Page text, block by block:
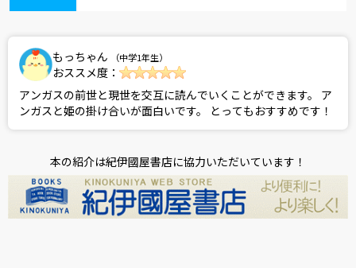
もっちゃん （中学1年生）
おススメ度：
アンガスの前世と現世を交互に読んでいくことができます。 ア
ンガスと姫の掛け合いが面白いです。 とってもおすすめです！
本の紹介は紀伊國屋書店に協力いただいています！